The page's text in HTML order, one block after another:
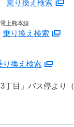
乗り換え検索
上熊本線
乗り換え検索
り換え検索
目」バス停より（